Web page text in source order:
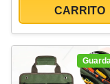
CARRITO